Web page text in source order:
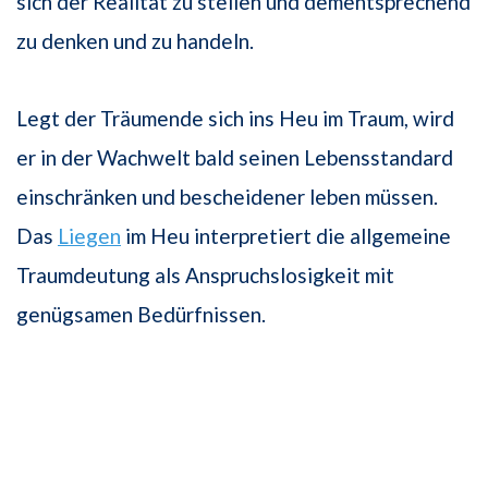
zu denken und zu handeln.
Legt der Träumende sich ins Heu im Traum, wird
er in der Wachwelt bald seinen Lebensstandard
einschränken und bescheidener leben müssen.
Das Liegen im Heu interpretiert die allgemeine
Traumdeutung als Anspruchslosigkeit mit
genügsamen Bedürfnissen.